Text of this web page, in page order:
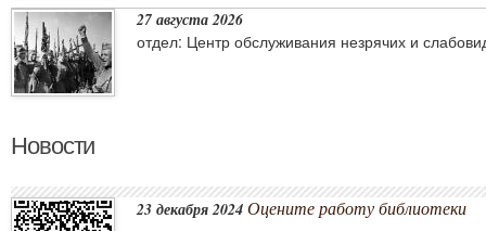
27 августа 2026
отдел: Центр обслуживания незрячих и
Новости
23 декабря 2024 Оцените работу библиотеки